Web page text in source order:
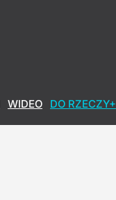
WIDEO DO RZECZY+